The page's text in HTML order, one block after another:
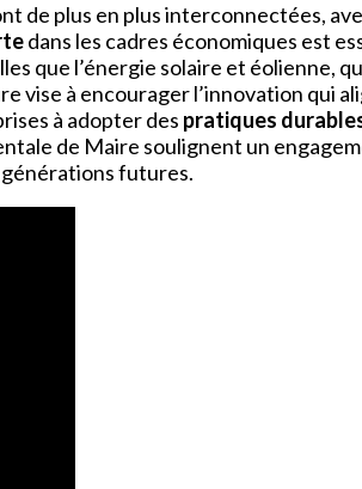
de plus en plus interconnectées,
dans les cadres économiques est
que l’énergie solaire et éolienne,
vise à encourager l’innovation qui
à adopter des pratiques
de Maire soulignent un
futures.